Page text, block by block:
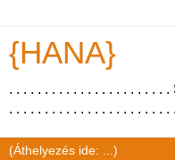
{HANA}
. . . . . . . . . . . . . . . . . . . . .
. . . . . . . . . . . . . . . . . . . . . . .